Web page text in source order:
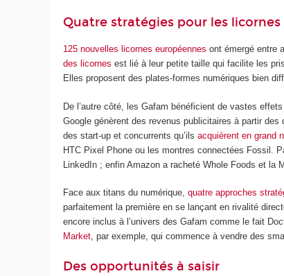
Quatre stratégies pour les licornes
125 nouvelles licornes européennes ont émergé entre
des licornes est lié à leur petite taille qui facilite les
Elles proposent des plates-formes numériques bien
De l’autre côté, les Gafam bénéficient de vastes
Google génèrent des revenus publicitaires à partir
des start-up et concurrents qu’ilsacquièrent en grand
HTC Pixel Phone ou les montres connectées Fossil.
LinkedIn ; enfin Amazon a racheté Whole Foods et la
Face aux titans du numérique,quatre approches
parfaitement la première en se lançant en rivalité
encore inclus à l’univers des Gafam comme le fait
Market, par exemple, qui commence à vendre des
Des opportunités à saisir